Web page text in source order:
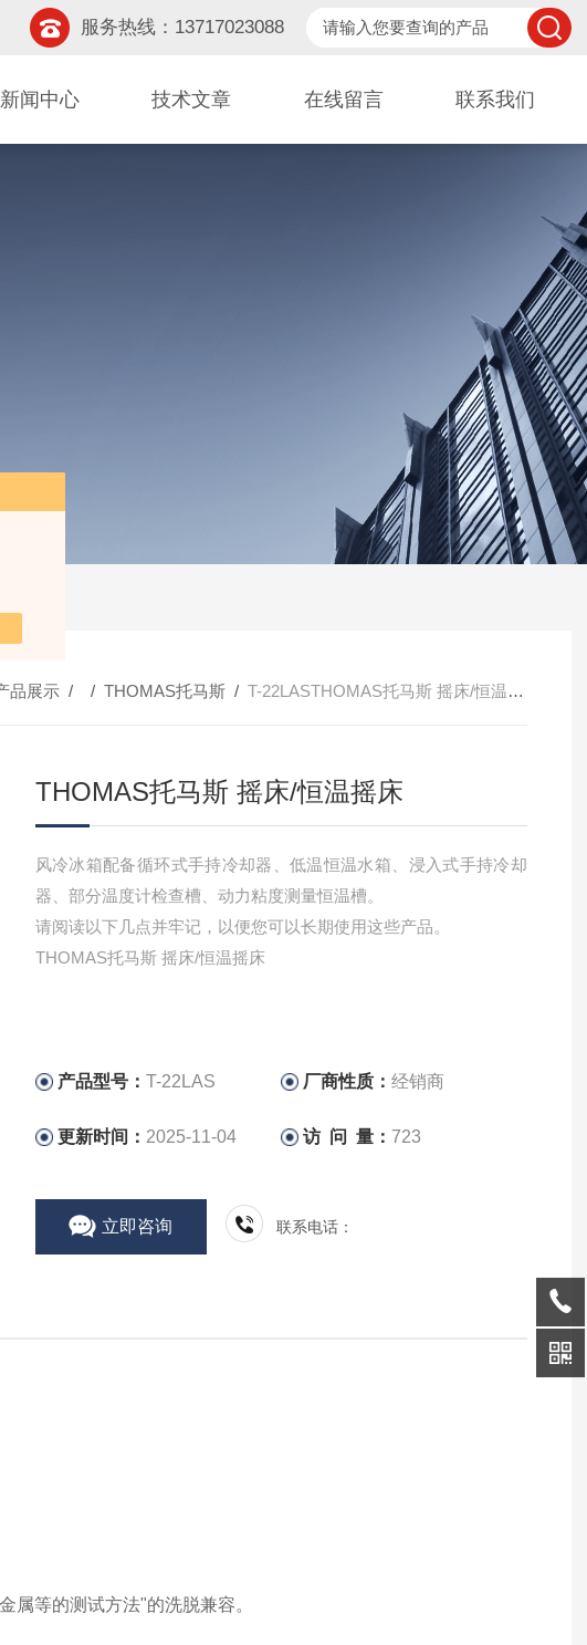
服务热线：13717023088
新闻中心 技术文章 在线留言 联系我们
品展示/ / THOMAS托马斯/ T-22LASTHOMAS托马斯 摇床/恒温摇床
THOMAS托马斯 摇床/恒温摇床
风冷冰箱配备循环式手持冷却器、低温恒温水箱、浸入式手持冷却
器、部分温度计检查槽、动力粘度测量恒温槽。
请阅读以下几点并牢记，以便您可以长期使用这些产品。
THOMAS托马斯 摇床/恒温摇床
产品型号： T-22LAS 厂商性质：经销商
更新时间： 2025-11-04 访 问 量： 723
立即咨询 联系电话：
属等的测试方法"的洗脱兼容。